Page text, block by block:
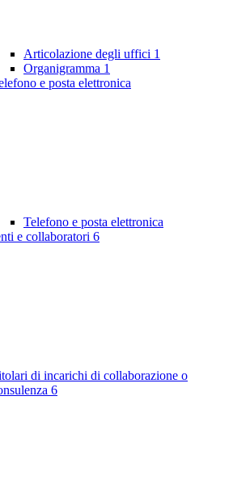
Articolazione degli uffici 1
Organigramma 1
e posta elettronica
Telefono e posta elettronica
e collaboratori 6
di incarichi di collaborazione o
6